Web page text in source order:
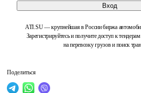
Вход
ATI.SU — крупнейшая в России биржа
Зарегистрируйтесь и получите доступ к
на перевозку грузов и поиск
Поделиться